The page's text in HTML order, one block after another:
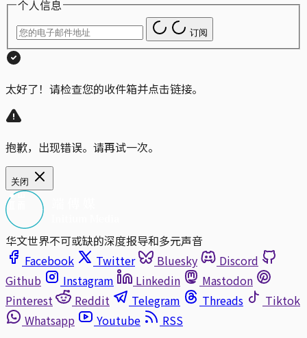
个人信息
订阅
太好了！请检查您的收件箱并点击链接。
抱歉，出现错误。请再试一次。
关闭
华文世界不可或缺的深度报导和多元声音
Facebook
Twitter Bluesky
Discord
Github
Instagram Linkedin
Mastodon
Pinterest
Reddit Telegram Threads
Tiktok
Whatsapp
Youtube
RSS